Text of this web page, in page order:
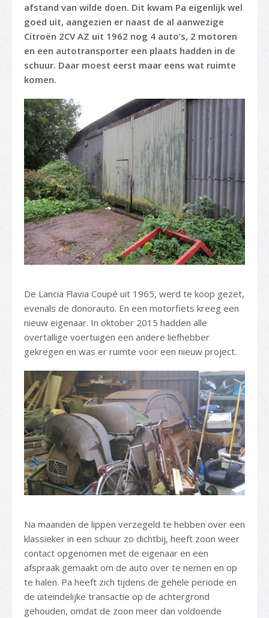
afstand van wilde doen. Dit kwam Pa eigenlijk wel
goed uit, aangezien er naast de al aanwezige
Citroën 2CV AZ uit 1962 nog 4 auto’s, 2 motoren
en een autotransporter een plaats hadden in de
schuur. Daar moest eerst maar eens wat ruimte
komen.
De Lancia Flavia Coupé uit 1965, werd te koop gezet,
evenals de donorauto. En een motorfiets kreeg een
nieuw eigenaar. In oktober 2015 hadden alle
overtallige voertuigen een andere liefhebber
gekregen en was er ruimte voor een nieuw project.
Na maanden de lippen verzegeld te hebben over een
klassieker in een schuur zo dichtbij, heeft zoon weer
contact opgenomen met de eigenaar en een
afspraak gemaakt om de auto over te nemen en op
te halen. Pa heeft zich tijdens de gehele periode en
de uiteindelijke transactie op de achtergrond
gehouden, omdat de zoon meer dan voldoende